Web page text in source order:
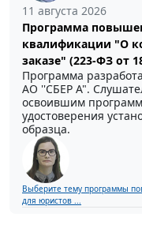
11 августа 2026
Программа
квалификации "О
заказе" (223-ФЗ от
Программа
АО ''СБЕР А".
освоившим
удостоверения
образца.
Выберите тему программы
для юристов ...